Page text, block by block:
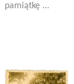
pamiątkę ...